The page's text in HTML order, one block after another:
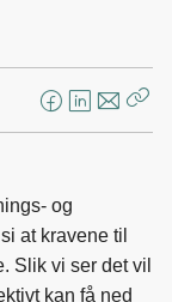
F
e
b
o
o
L
k
e
E
s
og
at kravene til
Slik vi ser det vil
kan få ned